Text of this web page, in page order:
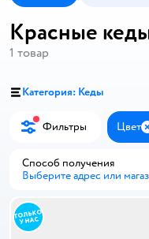
Красные
1 товар
Категория: Кеды
Фильтры Цвет
Способ получения
Выберите адрес или